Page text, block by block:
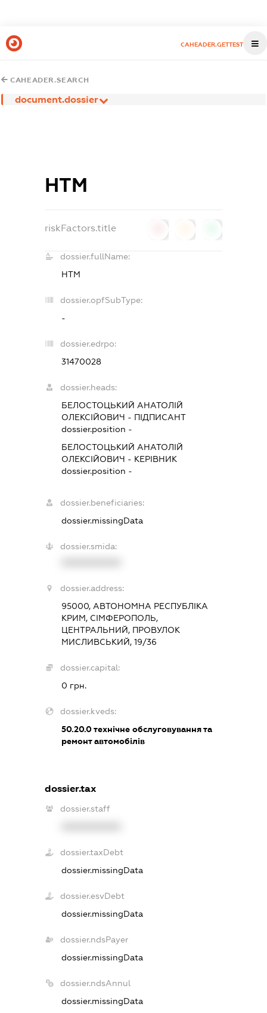
CAHEADER.GETTEST
CAHEADER.SEARCH
document.dossier
НТМ
riskFactors.title
dossier.fullName:
НТМ
dossier.opfSubType:
-
dossier.edrpo:
31470028
dossier.heads:
БЕЛОСТОЦЬКИЙ АНАТОЛІЙ
ОЛЕКСІЙОВИЧ - ПІДПИСАНТ
dossier.position -
БЕЛОСТОЦЬКИЙ АНАТОЛІЙ
ОЛЕКСІЙОВИЧ - КЕРІВНИК
dossier.position -
dossier.beneficiaries:
dossier.missingData
dossier.smida:
dossier.address:
95000, АВТОНОМНА РЕСПУБЛІКА
КРИМ, СІМФЕРОПОЛЬ,
ЦЕНТРАЛЬНИЙ, ПРОВУЛОК
МИСЛИВСЬКИЙ, 19/36
dossier.capital:
0 грн.
dossier.kveds:
50.20.0технічне обслуговування та
ремонт автомобілів
dossier.tax
dossier.staff
dossier.taxDebt
dossier.missingData
dossier.esvDebt
dossier.missingData
dossier.ndsPayer
dossier.missingData
dossier.ndsAnnul
dossier.missingData